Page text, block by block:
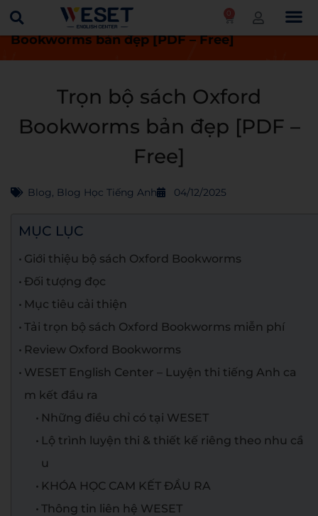
0
Trang chủ Blog
Trọn bộ sách Oxford
Bookworms bản đẹp [PDF – Free]
Trọn bộ sách Oxford
Bookworms bản đẹp [PDF –
Free]
Blog, Blog Học Tiếng Anh 04/12/2025
MỤC LỤC
Giới thiệu bộ sách Oxford Bookworms
Đối tượng đọc
Mục tiêu cải thiện
Tải trọn bộ sách Oxford Bookworms miễn phí
Review Oxford Bookworms
WESET English Center – Luyện thi tiếng Anh ca
m kết đầu ra
Những điều chỉ có tại WESET
Lộ trình luyện thi & thiết kế riêng theo nhu cầ
u
KHÓA HỌC CAM KẾT ĐẦU RA
Thông tin liên hệ WESET